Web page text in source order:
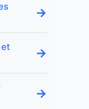
→
→
→